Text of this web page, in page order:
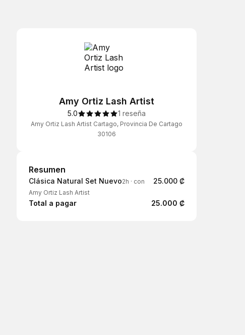
Amy Ortiz Lash Artist
5.0 1 reseña
Amy Ortiz Lash Artist Cartago, Provincia De Cartago
30106
Resumen
Resumen
Clásica Natural Set Nuevo2h · con
Amy Ortiz Lash Artist
25.000 ₡
Total a pagar 25.000 ₡